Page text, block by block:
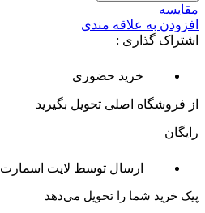
مقایسه
افزودن به علاقه مندی
اشتراک گذاری :
خرید حضوری
از فروشگاه اصلی تحویل بگیرید
رایگان
ارسال توسط لایت اسمارت
پیک خرید شما را تحویل می‌دهد